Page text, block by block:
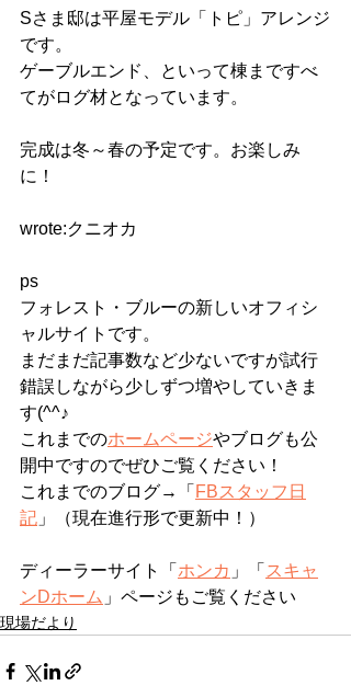
Sさま邸は平屋モデル「トピ」アレンジ
です。
ゲーブルエンド、といって棟まですべ
てがログ材となっています。
完成は冬～春の予定です。お楽しみ
に！
wrote:クニオカ
ps
フォレスト・ブルーの新しいオフィシ
ャルサイトです。
まだまだ記事数など少ないですが試行
錯誤しながら少しずつ増やしていきま
す(^^♪
これまでのホームページやブログも公
開中ですのでぜひご覧ください！
これまでのブログ→「 FBスタッフ日
記 」（現在進行形で更新中！）
ディーラーサイト「 ホンカ 」「 スキャ
ンDホーム 」ページもご覧ください
現場だより